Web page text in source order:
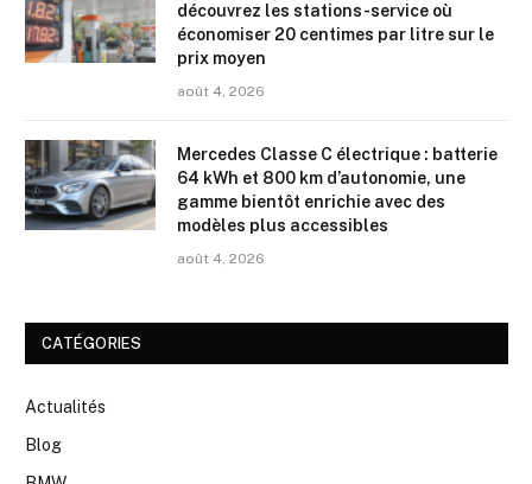
découvrez les stations-service où
économiser 20 centimes par litre sur le
prix moyen
août 4, 2026
Mercedes Classe C électrique : batterie
64 kWh et 800 km d’autonomie, une
gamme bientôt enrichie avec des
modèles plus accessibles
août 4, 2026
CATÉGORIES
Actualités
Blog